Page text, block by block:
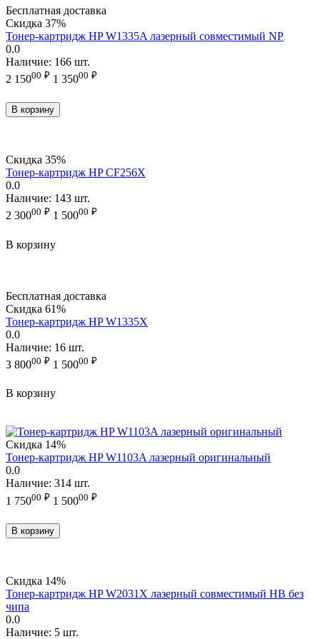
Бесплатная доставка
Скидка 37%
Тонер-картридж HP W1335A лазерный совместимый NP
0.0
Наличие: 166 шт.
2 15000 ₽ 1 35000 ₽
В корзину
Скидка 35%
Тонер-картридж HP CF256X
0.0
Наличие: 143 шт.
2 30000 ₽ 1 50000 ₽
В корзину
Бесплатная доставка
Скидка 61%
Тонер-картридж HP W1335X
0.0
Наличие: 16 шт.
3 80000 ₽ 1 50000 ₽
В корзину
Скидка 14%
Тонер-картридж HP W1103A лазерный оригинальный
0.0
Наличие: 314 шт.
1 75000 ₽ 1 50000 ₽
В корзину
Скидка 14%
Тонер-картридж HP W2031X лазерный совместимый HB без
чипа
0.0
Наличие: 5 шт.